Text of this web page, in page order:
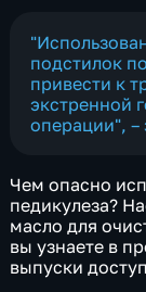
подстилок
привести к
экстренной
операции", –
Чем опасно
педикулеза?
масло для
вы узнаете в
выпуски